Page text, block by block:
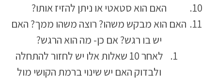
האם הוא סטאטי או ניתן להזיז אותו?
האם הוא מבקש משהו? רוצה משהו ממך? האם
יש בו רגש? אם כן- מה הוא הרגש?
לאחר 10 שאלות אלו יש לחזור להתחלה
ולבדוק האם יש שינוי ברמת הקושי מול